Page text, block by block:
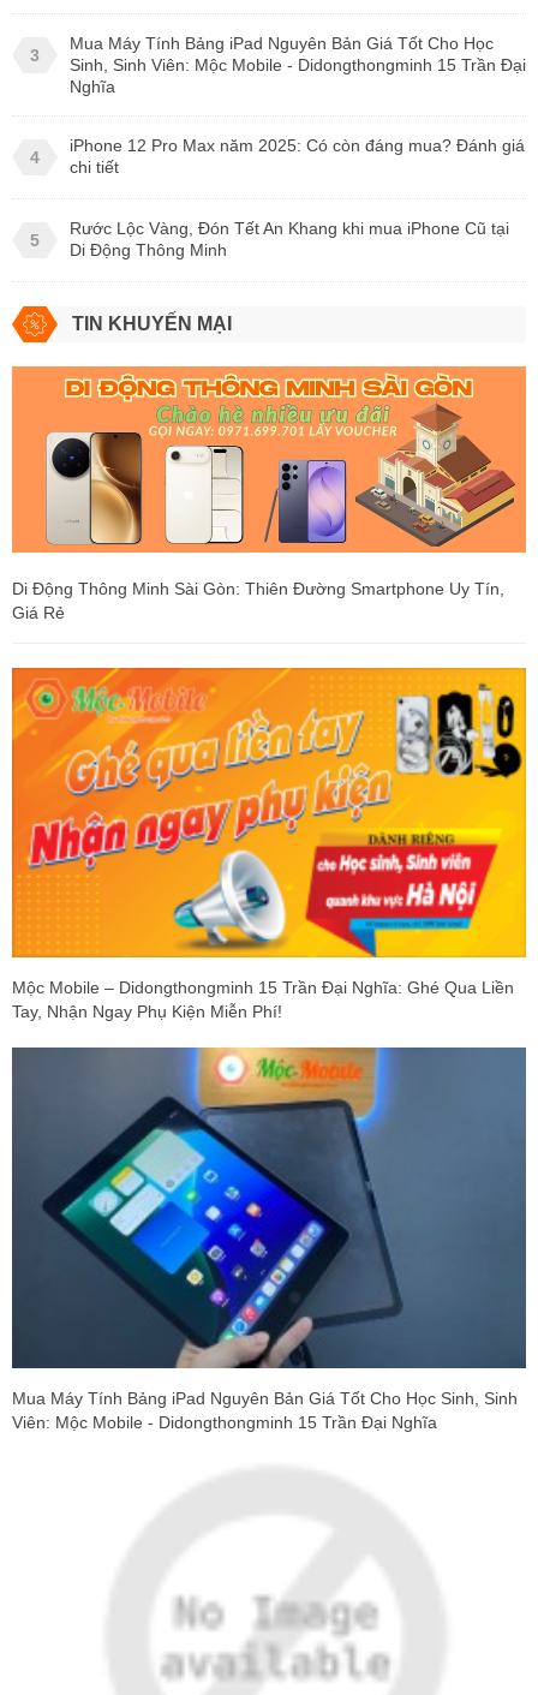
3
Mua Máy Tính Bảng iPad Nguyên Bản Giá Tốt Cho Học
Sinh, Sinh Viên: Mộc Mobile - Didongthongminh 15 Trần Đại
Nghĩa
4
iPhone 12 Pro Max năm 2025: Có còn đáng mua? Đánh giá
chi tiết
5
Rước Lộc Vàng, Đón Tết An Khang khi mua iPhone Cũ tại
Di Động Thông Minh
TIN KHUYẾN MẠI
Di Động Thông Minh Sài Gòn: Thiên Đường Smartphone Uy Tín,
Giá Rẻ
Mộc Mobile – Didongthongminh 15 Trần Đại Nghĩa: Ghé Qua Liền
Tay, Nhận Ngay Phụ Kiện Miễn Phí!
Mua Máy Tính Bảng iPad Nguyên Bản Giá Tốt Cho Học Sinh, Sinh
Viên: Mộc Mobile - Didongthongminh 15 Trần Đại Nghĩa